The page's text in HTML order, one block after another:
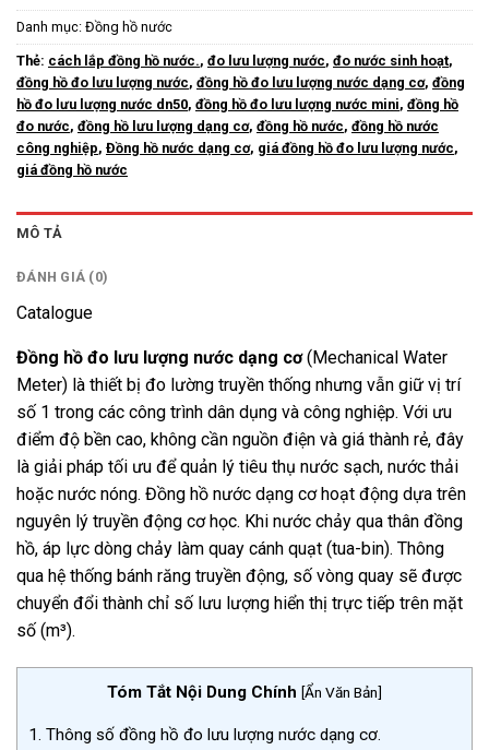
Danh mục: Đồng hồ nước
Thẻ: cách lắp đồng hồ nước., đo lưu lượng nước, đo nước sinh hoạt,
đồng hồ đo lưu lượng nước, đồng hồ đo lưu lượng nước dạng cơ, đồng
hồ đo lưu lượng nước dn50, đồng hồ đo lưu lượng nước mini, đồng hồ
đo nước, đồng hồ lưu lượng dạng cơ, đồng hồ nước, đồng hồ nước
công nghiệp, Đồng hồ nước dạng cơ, giá đồng hồ đo lưu lượng nước,
giá đồng hồ nước
MÔ TẢ
ĐÁNH GIÁ (0)
Catalogue
Đồng hồ đo lưu lượng nước dạng cơ(Mechanical Water
Meter) là thiết bị đo lường truyền thống nhưng vẫn giữ vị trí
số 1 trong các công trình dân dụng và công nghiệp. Với ưu
điểm độ bền cao, không cần nguồn điện và giá thành rẻ, đây
là giải pháp tối ưu để quản lý tiêu thụ nước sạch, nước thải
hoặc nước nóng. Đồng hồ nước dạng cơ hoạt động dựa trên
nguyên lý truyền động cơ học. Khi nước chảy qua thân đồng
hồ, áp lực dòng chảy làm quay cánh quạt (tua-bin). Thông
qua hệ thống bánh răng truyền động, số vòng quay sẽ được
chuyển đổi thành chỉ số lưu lượng hiển thị trực tiếp trên mặt
số (m³).
Tóm Tắt Nội Dung Chính [Ẩn Văn Bản]
1. Thông số đồng hồ đo lưu lượng nước dạng cơ.